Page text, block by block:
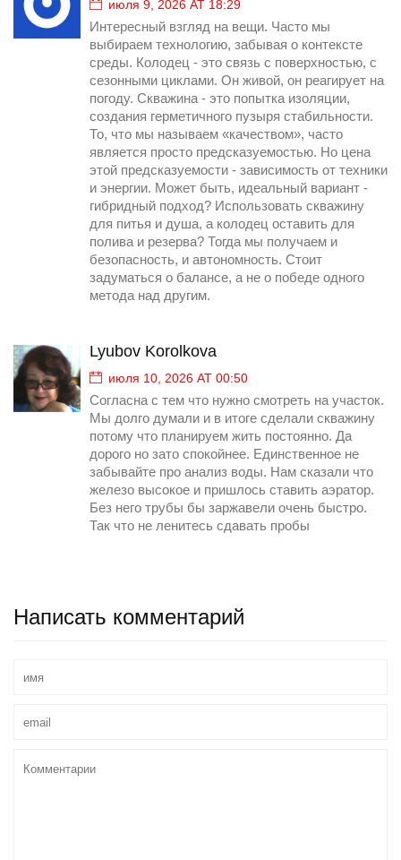
июля 9, 2026 AT 18:29
Интересный взгляд на вещи. Часто мы
выбираем технологию, забывая о контексте
среды. Колодец - это связь с поверхностью, с
сезонными циклами. Он живой, он реагирует на
погоду. Скважина - это попытка изоляции,
создания герметичного пузыря стабильности.
То, что мы называем «качеством», часто
является просто предсказуемостью. Но цена
этой предсказуемости - зависимость от техники
и энергии. Может быть, идеальный вариант -
гибридный подход? Использовать скважину
для питья и душа, а колодец оставить для
полива и резерва? Тогда мы получаем и
безопасность, и автономность. Стоит
задуматься о балансе, а не о победе одного
метода над другим.
Lyubov Korolkova
июля 10, 2026 AT 00:50
Согласна с тем что нужно смотреть на участок.
Мы долго думали и в итоге сделали скважину
потому что планируем жить постоянно. Да
дорого но зато спокойнее. Единственное не
забывайте про анализ воды. Нам сказали что
железо высокое и пришлось ставить аэратор.
Без него трубы бы заржавели очень быстро.
Так что не ленитесь сдавать пробы
Написать комментарий